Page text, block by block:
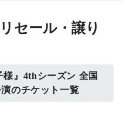
セール・譲り
』4thシーズン 全国
のチケット一覧